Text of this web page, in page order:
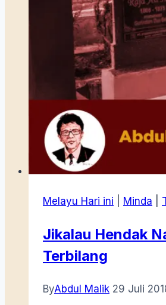
Melayu Hari ini Minda
Jikalau Hendak
Terbilang
ByAbdul Malik 29 Juli